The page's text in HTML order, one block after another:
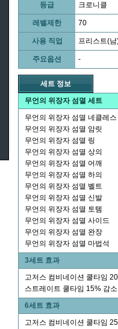
등급 크로니클
레벨제한 70
사용 직업 프리스트(
주요옵션 -
세트 정보
무언의 위장자 섬멸 세트
무언의 위장자 섬멸 네클레스
무언의 위장자 섬멸 암릿
무언의 위장자 섬멸 링
무언의 위장자 섬멸 상의
무언의 위장자 섬멸 어깨
무언의 위장자 섬멸 하의
무언의 위장자 섬멸 벨트
무언의 위장자 섬멸 신발
무언의 위장자 섬멸 토템
무언의 위장자 섬멸 사이드
무언의 위장자 섬멸 완장
무언의 위장자 섬멸 마법석
3세트 효과
고저스 컴비네이션 쿨타임
스트레이트 쿨타임 15% 감
6세트 효과
고저스 컴비네이션 쿨타임